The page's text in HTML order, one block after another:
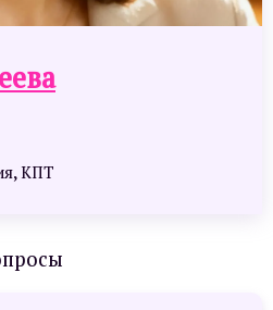
КПТ